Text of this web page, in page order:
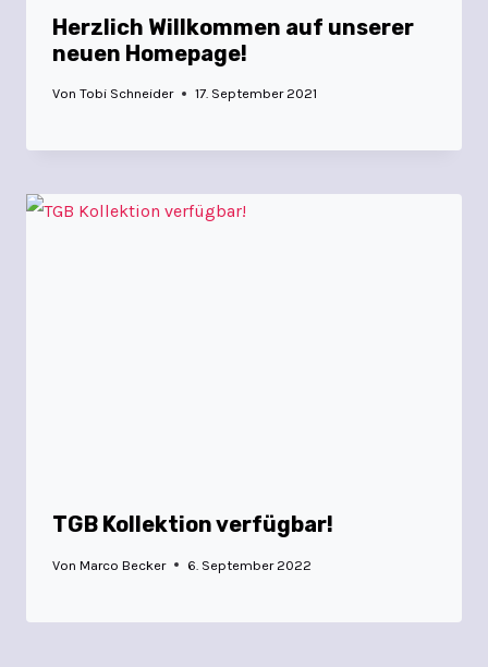
Herzlich Willkommen auf unserer
neuen Homepage!
Von Tobi Schneider 17. September 2021
TGB Kollektion verfügbar!
Von Marco Becker 6. September 2022